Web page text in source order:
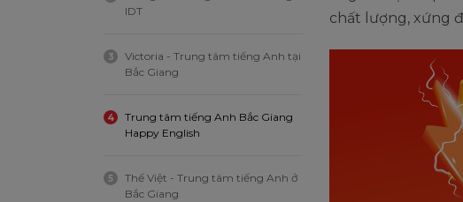
IDT
3
Victoria - Trung tâm tiếng Anh tại
Bắc Giang
4
Trung tâm tiếng Anh Bắc Giang
Happy English
5
Thế Việt - Trung tâm tiếng Anh ở
Bắc Giang
chất lượng, xứng